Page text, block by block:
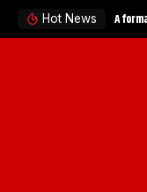
Hot News A